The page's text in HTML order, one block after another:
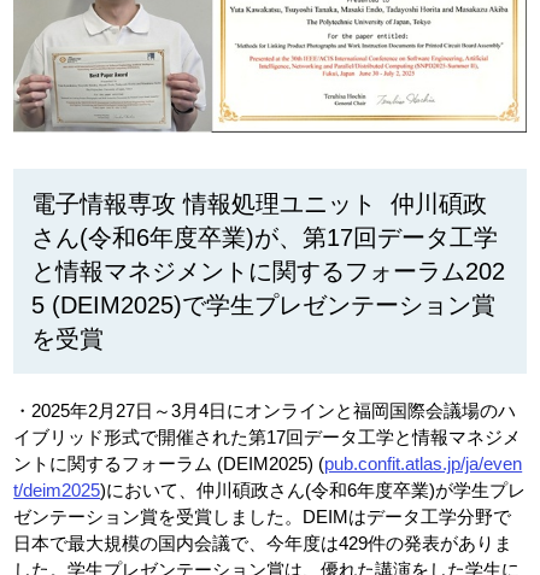
電子情報専攻 情報処理ユニット 仲川碩政
さん(令和6年度卒業)が、第17回データ工学
と情報マネジメントに関するフォーラム202
5 (DEIM2025)で学生プレゼンテーション賞
を受賞
・2025年2月27日～3月4日にオンラインと福岡国際会議場のハ
イブリッド形式で開催された第17回データ工学と情報マネジメ
ントに関するフォーラム (DEIM2025) (pub.confit.atlas.jp/ja/even
t/deim2025)において、仲川碩政さん(令和6年度卒業)が学生プレ
ゼンテーション賞を受賞しました。DEIMはデータ工学分野で
日本で最大規模の国内会議で、今年度は429件の発表がありま
した。学生プレゼンテーション賞は、優れた講演をした学生に